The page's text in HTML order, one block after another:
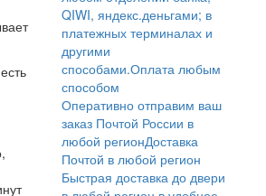
QIWI, яндекс.деньгами; в
платежных терминалах и
другими
способами.Оплата любым
способом
Оперативно отправим ваш
заказ Почтой России в
любой регионДоставка
Почтой в любой регион
Быстрая доставка до двери